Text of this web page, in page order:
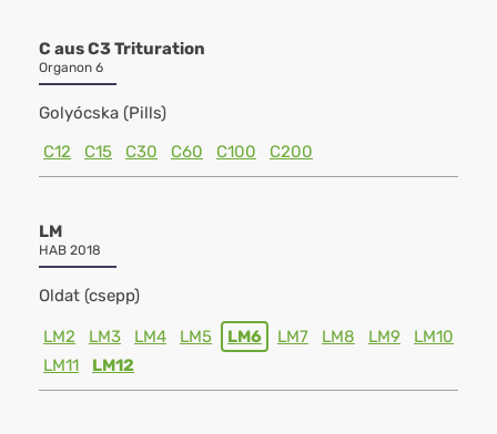
C aus C3 Trituration
Organon 6
Golyócska (Pills)
C12
C15 C30 C60 C100 C200
LM
HAB 2018
Oldat (csepp)
LM2 LM3 LM4 LM5 LM6 LM7 LM8 LM9
LM10
LM11
LM12